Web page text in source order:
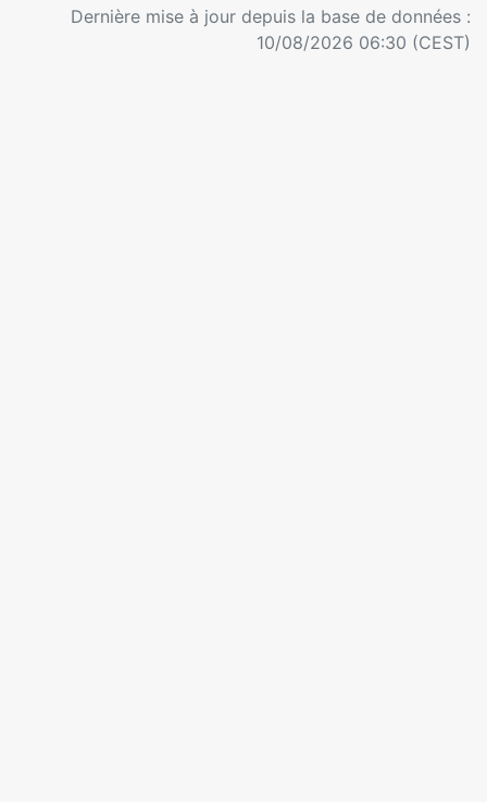
Dernière mise à jour depuis la base de données :
10/08/2026 06:30 (CEST)